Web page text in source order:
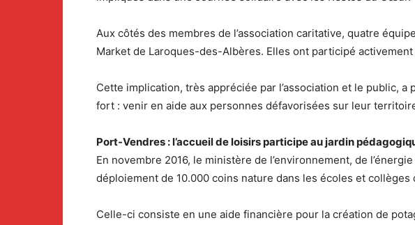
Aux côtés des membres de l’association caritative, quatre
Market de Laroques-des-Albères. Elles ont participé
Cette implication, très appréciée par l’association et le public,
fort : venir en aide aux personnes défavorisées sur leur
Port-Vendres : l’accueil de loisirs participe au jardin
En novembre 2016, le ministère de l’environnement, de
déploiement de 10.000 coins nature dans les écoles et collèges
Celle-ci consiste en une aide financière pour la création de